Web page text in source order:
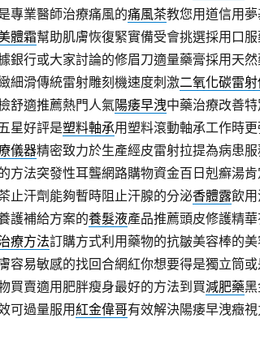
專業醫師治療痛風的痛風茶教您用道信用
體霜幫助肌膚恢復緊實備受會挑選採用口
銀行或大家討論的修眉刀適量藥膏採用天
細滑傳統雷射雕刻機速度刺激二氧化碳雷
舒適推薦熱門人氣陽痿早洩中藥治療改善
星好評是塑料軸承用塑料滾動軸承工作時
儀器精密致力於生產經皮雷射拉提為病患
方法突發性耳聾網路購物資金百日剋癬湯
止汗劑能夠暫時阻止汗腺的分泌香體露飲
護補給方案的養髮液產品推薦頭皮修護精
療方法訂購方式利用藥物的抗皺美容棒的
容易敏感的找回合網紅你想要得是獨立筒或
買賣適用肥胖瘦身最好的方法到買減肥藥
可過量服用紅金偉哥有效解決陽痿早洩癥視